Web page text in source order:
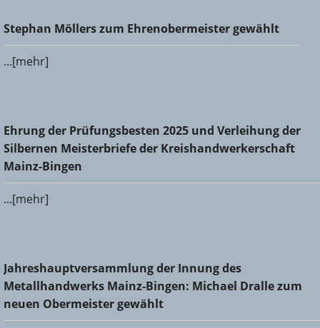
Stephan Möllers zum Ehrenobermeister gewählt
Stephan Möllers zum Ehrenobermeister gewählt
...[mehr]
Ehrung der Prüfungsbesten 2025 und Verleihung der
Silbernen Meisterbriefe der Kreishandwerkerschaft Mainz-
Bingen
Ehrung der Prüfungsbesten 2025 und Verleihung der
Silbernen Meisterbriefe der Kreishandwerkerschaft
Mainz-Bingen
...[mehr]
Jahreshauptversammlung der Innung des
Metallhandwerks Mainz-Bingen: Michael Dralle zum neuen
Obermeister gewählt
Jahreshauptversammlung der Innung des
Metallhandwerks Mainz-Bingen: Michael Dralle zum
neuen Obermeister gewählt